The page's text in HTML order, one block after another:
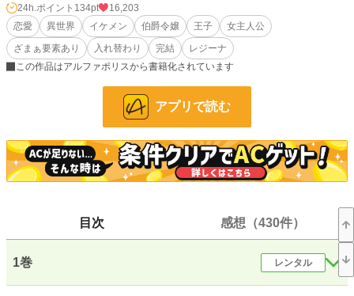
して、朝目を覚ますと双子の妹であるアンナマリーが自分になり代わり旦那のオ
スカーと初夜を済ませてしまっていた。しかも両親は「見た目は同じなんだし、
済ませてしまったなら仕方ないわ。アンネリーゼ、貴女は今日からアンナマリー
として過ごしなさい」と告げた。
り……更にそこで最悪な事態に見舞われて……？】
小説 8,917 位 / 228,608 件
恋愛 4,018 位 / 66,317 件
24h.ポイント 134pt
16,203
恋愛
異世界 イケメン 伯爵令嬢 王子
女主人公
ざまぁ要素あり
入れ替わり 完結
レジーナ
この作品はアルファポリスから書籍化されています
アプリで読む
目次 感想（430件）
1巻 レンタル